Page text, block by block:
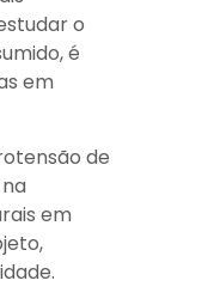
o
é
em
de
em